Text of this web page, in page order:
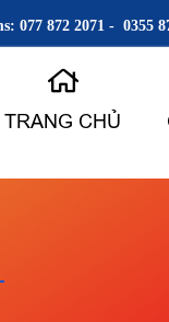
872 2071 - 0355
TRANG CHỦ